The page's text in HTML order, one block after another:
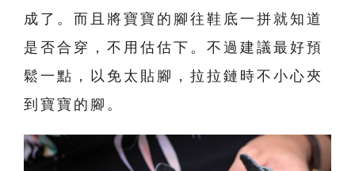
成了。而且將寶寶的腳往鞋底一拼就知道
是否合穿，不用估估下。不過建議最好預
鬆一點，以免太貼腳，拉拉鏈時不小心夾
到寶寶的腳。